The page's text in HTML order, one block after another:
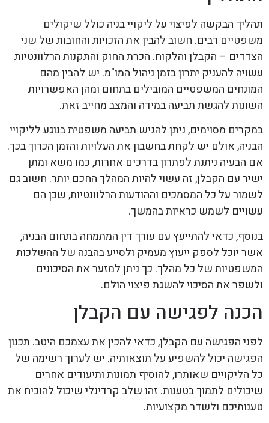
תהליך הבקשה לפיצוי על ליקויי בניה כולל שיקולים
משפטיים רבים. חשוב להבין את הזכויות והחובות של שני
הצדדים – הקבלן והלקוח. הכרת החוק והתקנות הרלוונטיות
עשויה להעניק יתרון בזמן ניהול המו"מ. יש להבין מהם
המונחים המשפטיים המובילים בתחום ומהן האפשרויות
השונות להגשת תביעה במידה והמצב מחייב זאת.
במקרים מסוימים, ניתן להגיש תביעה משפטית בנוגע לליקויי
הבניה, אולם יש לקחת בחשבון את העלויות והזמן הכרוך בכך.
אם הבעיה ניתנת לפתרון בדרכים אחרות, כמו משא ומתן
ישיר עם הקבלן, זה עשוי להיות המהלך החכם יותר. חשוב גם
לשמור על כל המסמכים וההודעות הרלוונטיות, שכן הם
עשויים לשמש כראיות בהמשך.
בנוסף, כדאי להתייעץ עם עורך דין המתמחה בתחום הבניה,
אשר יוכל לספק ייעוץ מעמיק ולסייע בהבנה של ההשלכות
המשפטיות של כל מהלך. כך ניתן למזער את הסיכונים
ולשפר את הסיכוי להשגת פיצוי הולם.
הכנה לפגישה עם הקבלן
לפני הפגישה עם הקבלן, כדאי להכין את עצמכם היטב. תכנון
הפגישה יכול להשפיע על תוצאותיה. יש לערוך רשימה של
כל הליקויים שאותרו, להוסיף תמונות ותיעודים אחרים
שיכולים לתמוך בטענות. זהו שלב קרדינלי שיכול להוכיח את
טענותיכם ולשדר מקצועיות.